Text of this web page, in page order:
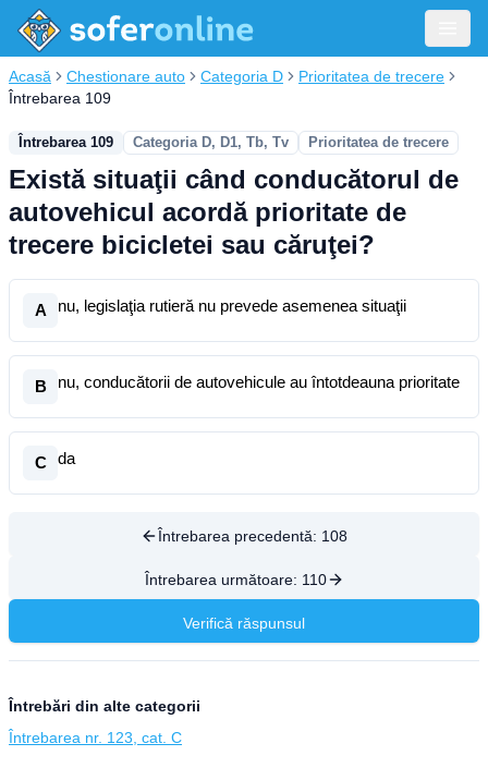
Acasă Chestionare auto Categoria D
Prioritatea de trecere
Întrebarea 109
Întrebarea 109 Categoria D, D1, Tb, Tv Prioritatea de trecere
Există situaţii când conducătorul de
autovehicul acordă prioritate de
trecere bicicletei sau căruţei?
A nu, legislaţia rutieră nu prevede asemenea situaţii
B nu, conducătorii de autovehicule au întotdeauna prioritate
C da
Întrebarea precedentă: 108
Întrebarea următoare: 110
Verifică răspunsul
Întrebări din alte categorii
Întrebarea nr. 123, cat. C